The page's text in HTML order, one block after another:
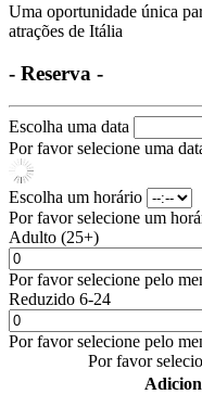
Uma oportunidade única
atrações de Itália
- Reserva -
Escolha uma data
Por favor selecione uma
Escolha um horário
Por favor selecione um
Adulto (25+)
Por favor selecione pelo
Reduzido 6-24
Por favor selecione pelo
Por favor